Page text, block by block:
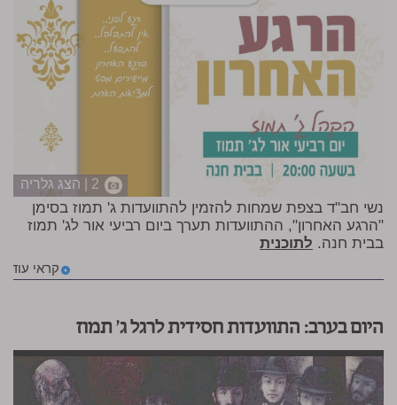
2 | הצג גלריה
נשי חב"ד בצפת שמחות להזמין להתוועדות ג' תמוז בסימן
"הרגע האחרון", ההתוועדות תערך ביום רביעי אור לג' תמוז
בבית חנה. לתוכנית
קראי עוד
היום בערב: התוועדות חסידית לרגל ג' תמוז